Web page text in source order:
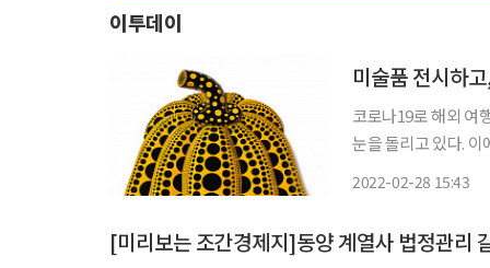
이투데이
미술품 전시하
코로나19로 해외 여
눈을 돌리고 있다.
2022-02-28 15:43
[미리보는 조간경제지]동양 계열사 법정관리